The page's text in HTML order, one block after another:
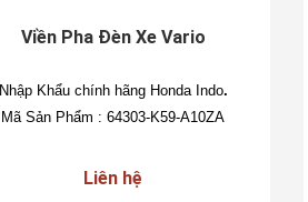
Viền Pha Đèn Xe Vario
Nhập Khẩu chính hãng Honda Indo.
Mã Sản Phẩm : 64303-K59-A10ZA
Liên hệ